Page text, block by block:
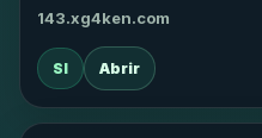
143.xg4ken.com
SI Abrir